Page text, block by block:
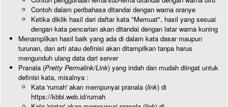
Contoh dalam peribahasa ditandai dengan warna oranye
Ketika diklik hasil dari daftar kata "Memuat", hasil yang sesuai
dengan kata pencarian akan ditandai dengan latar warna kuning
Menampilkan hasil baik yang ada di dalam kata dasar maupun
turunan, dan arti atau definisi akan ditampilkan tanpa harus
mengunduh ulang data dari server
Pranala (Pretty Permalink/Link) yang indah dan mudah diingat untuk
definisi kata, misalnya :
Kata 'rumah' akan mempunyai pranala (link) di
https://kbbi.web.id/rumah